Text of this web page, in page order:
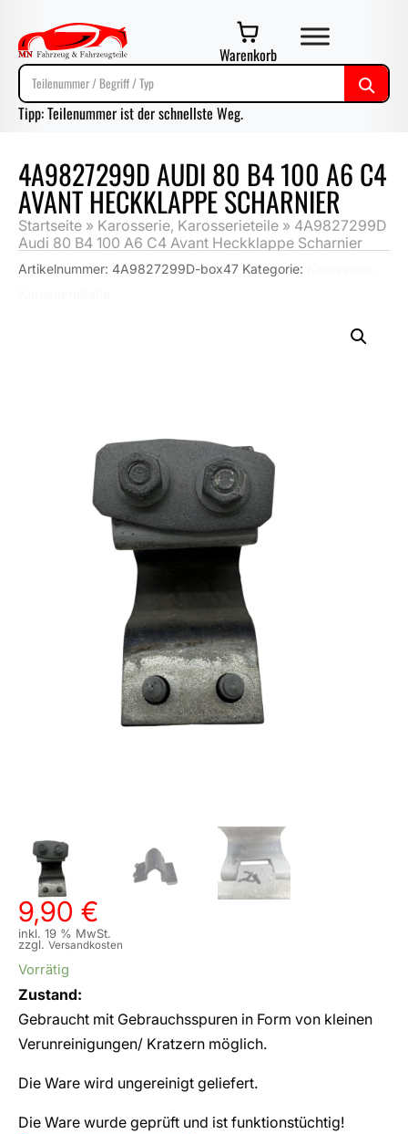
Warenkorb
Tipp: Teilenummer ist der schnellste Weg.
4A9827299D AUDI 80 B4 100 A6 C4
AVANT HECKKLAPPE SCHARNIER
Startseite » Karosserie, Karosserieteile » 4A9827299D
Audi 80 B4 100 A6 C4 Avant Heckklappe Scharnier
Artikelnummer: 4A9827299D-box47 Kategorie:
9,90 €
inkl. 19 % MwSt.
zzgl. Versandkosten
Vorrätig
Zustand:
Gebraucht mit Gebrauchsspuren in Form von kleinen
Verunreinigungen/ Kratzern möglich.
Die Ware wird ungereinigt geliefert.
Die Ware wurde geprüft und ist funktionstüchtig!